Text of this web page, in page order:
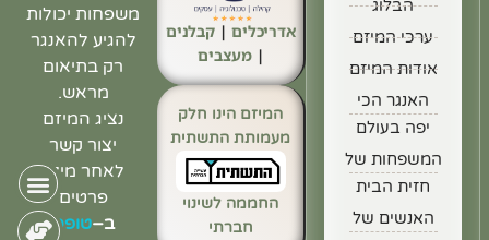
הבלוג
ערכי המיזם
אודות המיזם
האנגר הכי
יפה בעולם
המשפחות של
חזית הבית
האנשים של
משפחות יכולות
להגיע להאנגר
רק בתיאום
מראש.
נציג המיזם
יצור קשר
לאחר מילוי
פרטים
ב–טופס
אדריכלים | קבלנים
|מעצבים
המיזם הינו חלק
מעמותת התשתית
החממה לשינוי
חברתי